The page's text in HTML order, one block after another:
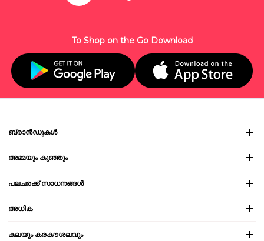
To Shop on the Go Download
ബ്രാൻഡുകൾ
അമ്മയും കുഞ്ഞും
പലചരക്ക് സാധനങ്ങൾ
അധിക
കലയും കരകൗശലവും